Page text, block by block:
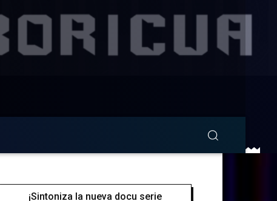
¡Sintoniza la nueva docu serie